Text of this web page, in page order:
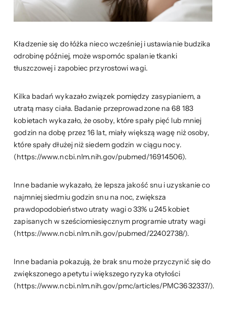
Kładzenie się do łóżka nieco wcześniej i ustawianie budzika
odrobinę później, może wspomóc spalanie tkanki
tłuszczowej i zapobiec przyrostowi wagi.
Kilka badań wykazało związek pomiędzy zasypianiem, a
utratą masy ciała. Badanie przeprowadzone na 68 183
kobietach wykazało, że osoby, które spały pięć lub mniej
godzin na dobę przez 16 lat, miały większą wagę niż osoby,
które spały dłużej niż siedem godzin w ciągu nocy.
(https://www.ncbi.nlm.nih.gov/pubmed/16914506).
Inne badanie wykazało, że lepsza jakość snu i uzyskanie co
najmniej siedmiu godzin snu na noc, zwiększa
prawdopodobieństwo utraty wagi o 33% u 245 kobiet
zapisanych w sześciomiesięcznym programie utraty wagi
(https://www.ncbi.nlm.nih.gov/pubmed/22402738/).
Inne badania pokazują, że brak snu może przyczynić się do
zwiększonego apetytu i większego ryzyka otyłości
(https://www.ncbi.nlm.nih.gov/pmc/articles/PMC3632337/).